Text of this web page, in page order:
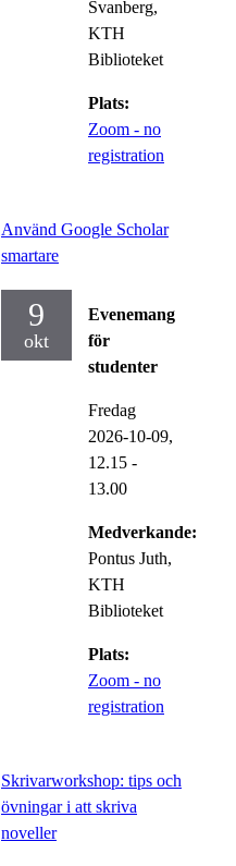
Svanberg,
KTH
Biblioteket
Plats:
Zoom - no
registration
Använd Google Scholar
smartare
9
okt
Evenemang
för
studenter
Fredag
2026-10-09,
12.15 -
13.00
Medverkande:
Pontus Juth,
KTH
Biblioteket
Plats:
Zoom - no
registration
Skrivarworkshop: tips och
övningar i att skriva
noveller